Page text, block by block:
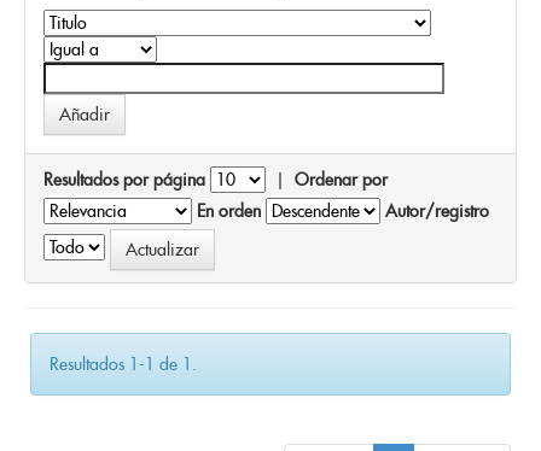
Resultados por página | Ordenar por
En orden
Autor/registro
Resultados 1-1 de 1.